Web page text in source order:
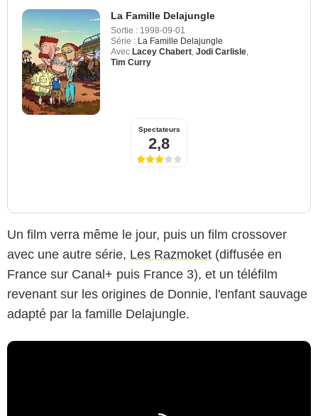
La Famille Delajungle
Sortie : 1998-09-01
Série : La Famille Delajungle
Avec Lacey Chabert, Jodi Carlisle,
Tim Curry
Spectateurs
2,8
Un film verra même le jour, puis un film crossover
avec une autre série, Les Razmoket (diffusée en
France sur Canal+ puis France 3), et un téléfilm
revenant sur les origines de Donnie, l'enfant sauvage
adapté par la famille Delajungle.